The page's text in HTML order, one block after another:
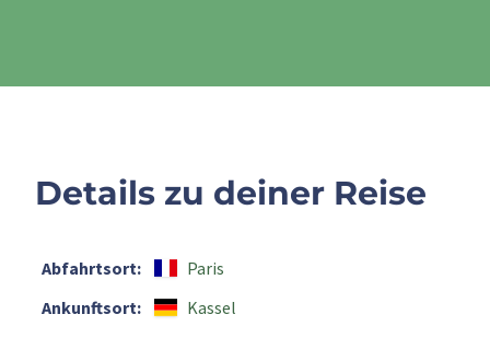
Details zu deiner Reise
Abfahrtsort:
Paris
Ankunftsort:
Kassel